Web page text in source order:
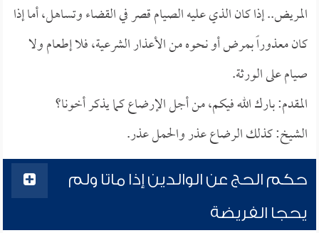
المريض.. إذا كان الذي عليه الصيام قصر في القضاء وتساهل، أما إذا
كان معذوراً بمرض أو نحوه من الأعذار الشرعية، فلا إطعام ولا
صيام على الورثة.
المقدم: بارك الله فيكم، من أجل الإرضاع كما يذكر أخونا؟
الشيخ: كذلك الرضاع عذر والحمل عذر.
حكم الحج عن الوالدين إذا ماتا ولم
يحجا الفريضة